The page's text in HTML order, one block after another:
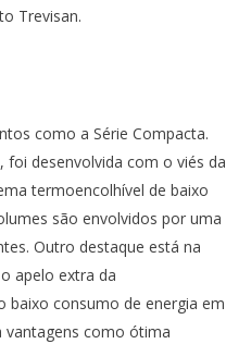
Trevisan.
como a Série Compacta.
foi desenvolvida com o viés da
termoencolhível de baixo
são envolvidos por uma
Outro destaque está na
apelo extra da
baixo consumo de energia em
vantagens como ótima